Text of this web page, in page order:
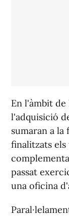
En l'àmbit
l'adquisició
sumaran a la
finalitzats
passat
una oficina